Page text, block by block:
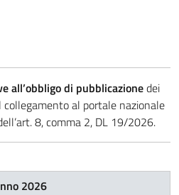
all’obbligo di pubblicazionedei
al portale nazionale
8, comma 2, DL 19/2026.
2026